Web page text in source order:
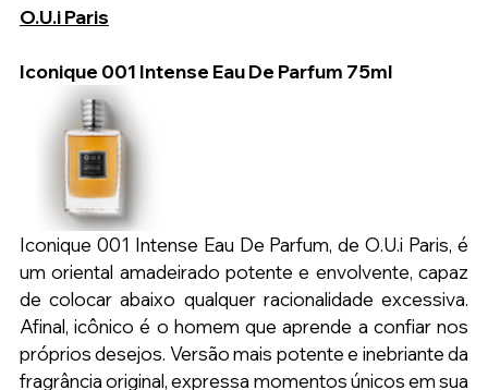
O.U.i Paris
Iconique 001 Intense Eau De Parfum 75ml
Iconique 001 Intense Eau De Parfum, de O.U.i Paris, é
um oriental amadeirado potente e envolvente, capaz
de colocar abaixo qualquer racionalidade excessiva.
Afinal, icônico é o homem que aprende a confiar nos
próprios desejos. Versão mais potente e inebriante da
fragrância original, expressa momentos únicos em sua